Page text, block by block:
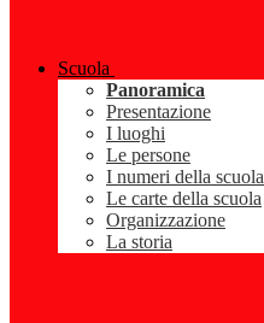
Scuola
Panoramica
Presentazione
I luoghi
Le persone
I numeri della scuola
Le carte della scuola
Organizzazione
La storia